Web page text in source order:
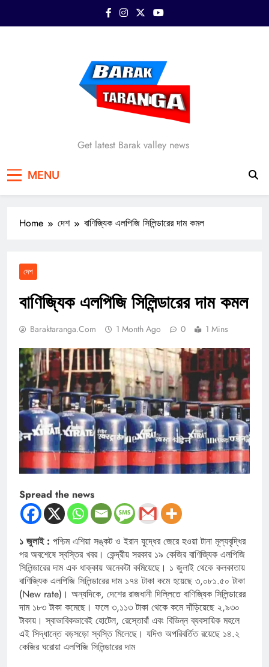
Barak Taranga
Get latest Barak valley news
MENU
Home দেশ বাণিজ্যিক এলপিজি সিলিন্ডারের দাম কমল
দেশ
বাণিজ্যিক এলপিজি সিলিন্ডারের দাম কমল
Baraktaranga.com 1 Month Ago 0 1 Mins
Spread the news
১ জুলাই : পশ্চিম এশিয়া সঙ্কট ও ইরান যুদ্ধের জেরে হওয়া টানা মূল্যবৃদ্ধির
পর অবশেষে স্বস্তির খবর। কেন্দ্রীয় সরকার ১৯ কেজির বাণিজ্যিক এলপিজি
সিলিন্ডারের দাম এক ধাক্কায় অনেকটা কমিয়েছে। ১ জুলাই থেকে কলকাতায়
বাণিজ্যিক এলপিজি সিলিন্ডারের দাম ১৭৪ টাকা কমে হয়েছে ৩,০৮১.৫০ টাকা
(New rate)। অন্যদিকে, দেশের রাজধানী দিল্লিতে বাণিজ্যিক সিলিন্ডারের
দাম ১৮৩ টাকা কমেছে। ফলে ৩,১১৩ টাকা থেকে কমে দাঁড়িয়েছে ২,৯৩০
টাকায়। স্বাভাবিকভাবেই হোটেল, রেস্তোরাঁ এবং বিভিন্ন ব্যবসায়িক মহলে
এই সিদ্ধান্তে বড়সড়ো স্বস্তি মিলেছে। যদিও অপরিবর্তিত রয়েছে ১৪.২
কেজির ঘরোয়া এলপিজি সিলিন্ডারের দাম